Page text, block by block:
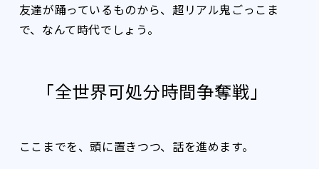
友達が踊っているものから、超リアル鬼ごっこま
で、なんて時代でしょう。
「全世界可処分時間争奪戦」
ここまでを、頭に置きつつ、話を進めます。